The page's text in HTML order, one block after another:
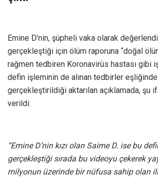
Emine D’nin, şüpheli vaka olarak
gerçekleştiği için ölüm raporuna “doğal
rağmen tedbiren Koronavirüs hastası gibi
defin işleminin de alınan tedbirler eşliğinde
gerçekleştirildiği aktarılan açıklamada, şu
verildi:
“Emine D’nin kızı olan Saime D. ise bu
gerçekleştiği sırada bu videoyu çekerek
milyonun üzerinde bir nüfusa sahip olan